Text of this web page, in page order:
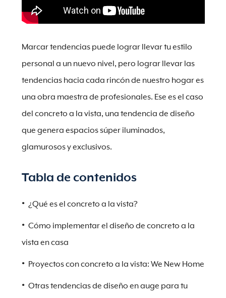
Marcar tendencias puede lograr llevar tu estilo
personal a un nuevo nivel, pero lograr llevar las
tendencias hacia cada rincón de nuestro hogar es
una obra maestra de profesionales. Ese es el caso
del concreto a la vista, una tendencia de diseño
que genera espacios súper iluminados,
glamurosos y exclusivos.
Tabla de contenidos
¿Qué es el concreto a la vista?
Cómo implementar el diseño de concreto a la
vista en casa
Proyectos con concreto a la vista: We New Home
Otras tendencias de diseño en auge para tu